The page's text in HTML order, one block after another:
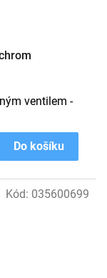
Do košíku
ventilem -
Kód: 035600699